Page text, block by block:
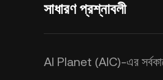
সাধারণ প্রশ্নাবলী
AI Planet (AIC)-এর